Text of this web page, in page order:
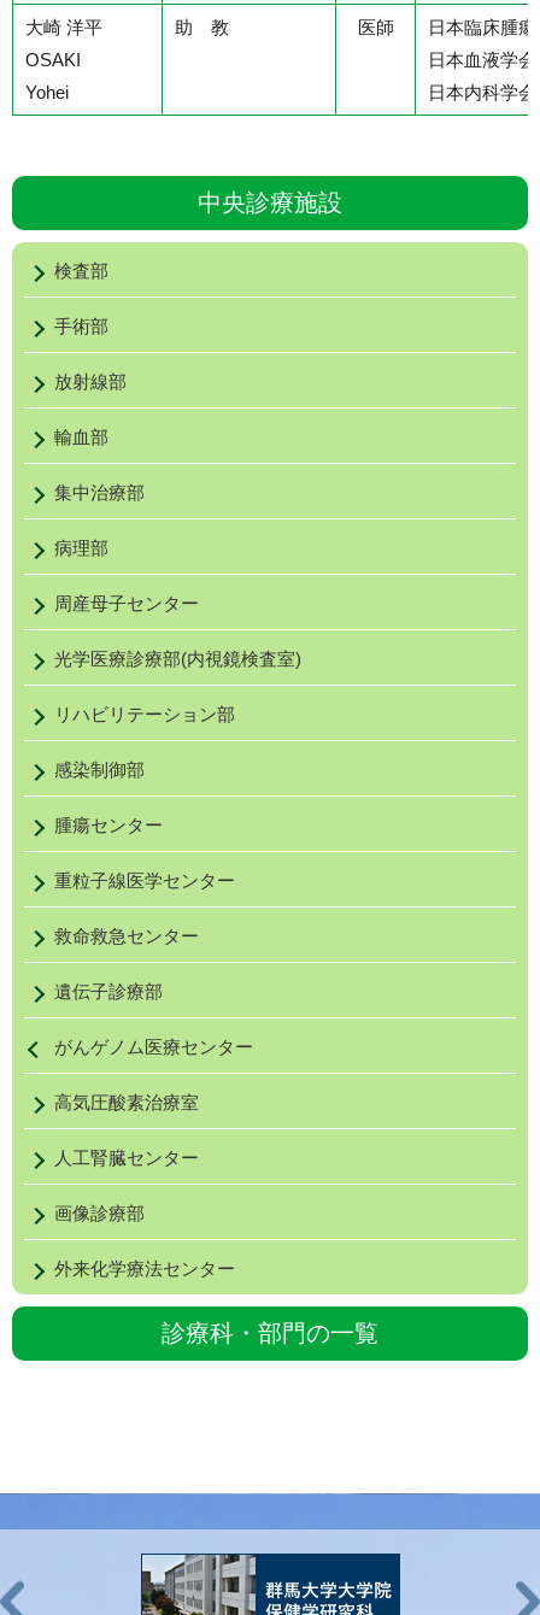
大崎 洋平
OSAKI
Yohei
助 教 医師
日本臨床腫
日本血液学
日本内科学
中央診療施設
検査部
手術部
放射線部
輸血部
集中治療部
病理部
周産母子センター
光学医療診療部(内視鏡検査室)
リハビリテーション部
感染制御部
腫瘍センター
重粒子線医学センター
救命救急センター
遺伝子診療部
がんゲノム医療センター
高気圧酸素治療室
人工腎臓センター
画像診療部
外来化学療法センター
診療科・部門の一覧